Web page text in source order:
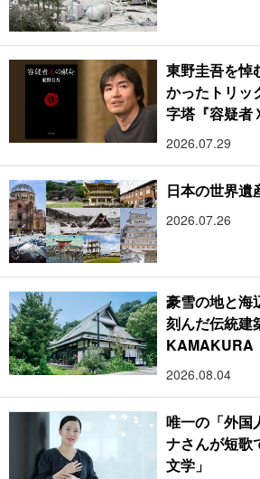
東野圭吾を悼
かったトリッ
字塔『容疑者
2026.07.29
日本の世界遺
2026.07.26
豪雪の地と海
刻んだ伝統建
KAMAKURA
2026.08.04
唯一の「外国
ナさんが短歌
文学」